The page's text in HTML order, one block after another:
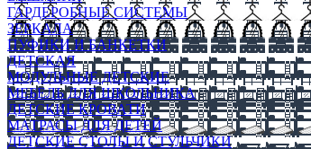
ГАРДЕРОБНЫЕ СИСТЕМЫ
ЗЕРКАЛА
ПУФИКИ И БАНКЕТКИ
ДЕТСКАЯ
МОДУЛЬНЫЕ ДЕТСКИЕ
МЕБЕЛЬ ДЛЯ ШКОЛЬНИКА
ДЕТСКИЕ КРОВАТИ
МАТРАСЫ ДЛЯ ДЕТЕЙ
ДЕТСКИЕ СТОЛЫ И СТУЛЬЧИКИ